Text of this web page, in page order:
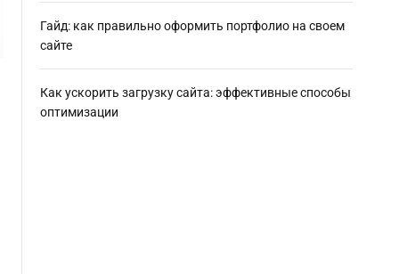
Гайд: как правильно оформить портфолио на своем
сайте
Как ускорить загрузку сайта: эффективные способы
оптимизации